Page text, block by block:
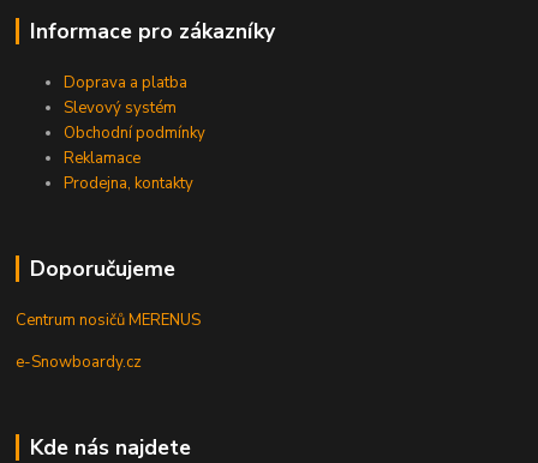
Informace pro zákazníky
Doprava a platba
Slevový systém
Obchodní podmínky
Reklamace
Prodejna, kontakty
Doporučujeme
Centrum nosičů MERENUS
e-Snowboardy.cz
Kde nás najdete